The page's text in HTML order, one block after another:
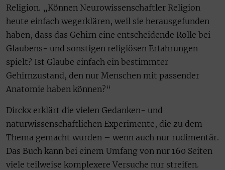
Religion. „Können Neurowissenschaftler Religion
heute einfach wegerklären, weil sie herausgefunden
haben, dass das Gehirn eine entscheidende Rolle bei
Glaubens- und sonstigen religiösen Erfahrungen
spielt? Ist Glaube einfach ein bestimmter
Gehirnzustand, den nur Menschen mit passender
Anatomie haben können?“
Dirckx erklärt die vielen Gedanken- und
naturwissenschaftlichen Experimente, die zu dem
Thema gemacht wurden – wenn auch nur rudimentär.
Das Buch kann bei einem Umfang von nur 160 Seiten
viele teilweise komplexere Versuche nur streifen.